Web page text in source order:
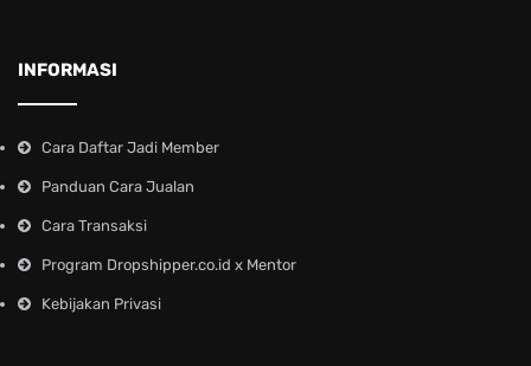
INFORMASI
Cara Daftar Jadi Member
Panduan Cara Jualan
Cara Transaksi
Program Dropshipper.co.id x Mentor
Kebijakan Privasi